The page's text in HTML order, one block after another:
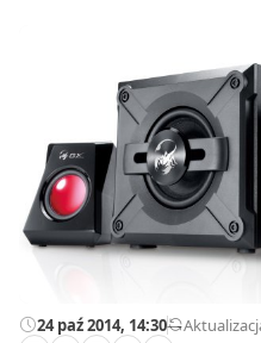
24 paź 2014, 14:30—